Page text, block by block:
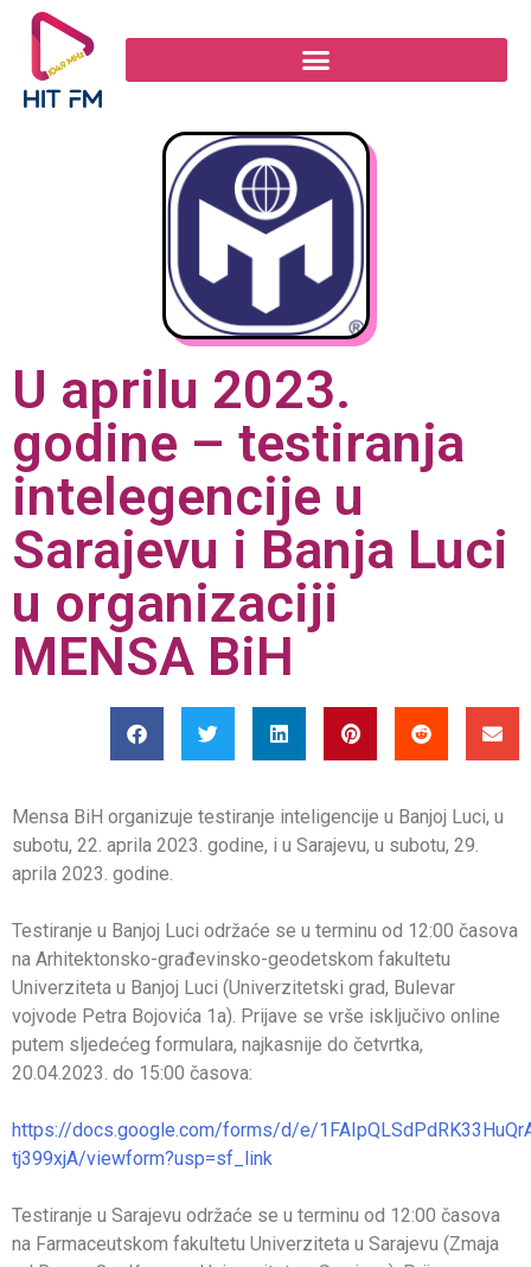
U aprilu 2023.
godine – testiranja
intelegencije u
Sarajevu i Banja Luci
u organizaciji
MENSA BiH
Mensa BiH organizuje testiranje inteligencije u Banjoj Luci, u
subotu, 22. aprila 2023. godine, i u Sarajevu, u subotu, 29.
aprila 2023. godine.
Testiranje u Banjoj Luci održaće se u terminu od 12:00 časova
na Arhitektonsko-građevinsko-geodetskom fakultetu
Univerziteta u Banjoj Luci (Univerzitetski grad, Bulevar
vojvode Petra Bojovića 1a). Prijave se vrše isključivo online
putem sljedećeg formulara, najkasnije do četvrtka,
20.04.2023. do 15:00 časova:
https://docs.google.com/forms/d/e/
tj399xjA/viewform?usp=sf_link
Testiranje u Sarajevu održaće se u terminu od 12:00 časova
na Farmaceutskom fakultetu Univerziteta u Sarajevu (Zmaja